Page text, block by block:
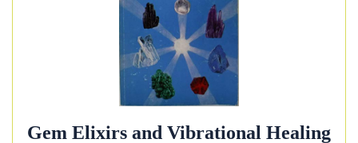
Gem Elixirs and Vibrational Healing